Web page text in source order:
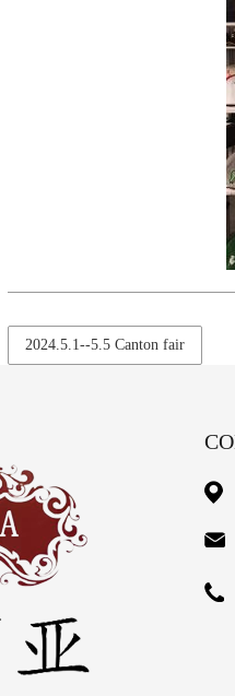
2024.5.1--5.5 Canton fair